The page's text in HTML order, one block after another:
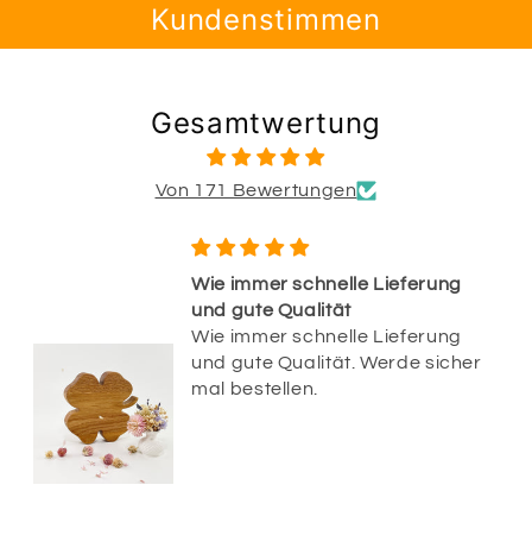
Kundenstimmen
Gesamtwertung
Von 171 Bewertungen
Wie immer schnelle Lieferung
und gute Qualität
Wie immer schnelle Lieferung
und gute Qualität. Werde sicher
mal bestellen.